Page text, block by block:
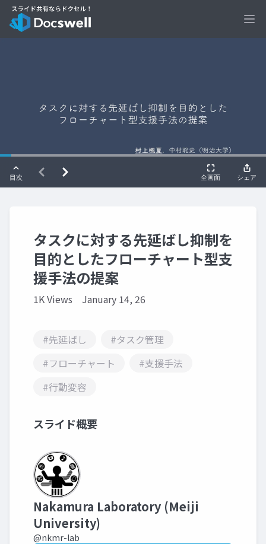
タスクに対する先延ばし抑制を
目的としたフローチャート型支
援手法の提案
1K Views January 14, 26
#先延ばし
#タスク管理
#フローチャート
#支援手法
#行動変容
スライド概要
Nakamura Laboratory (Meiji
University)
@nkmr-lab